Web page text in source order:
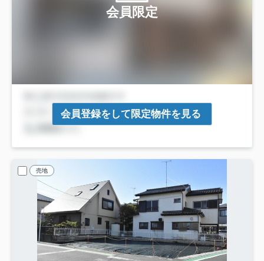
会員限定
会員登録をして限定物件を見る
売地